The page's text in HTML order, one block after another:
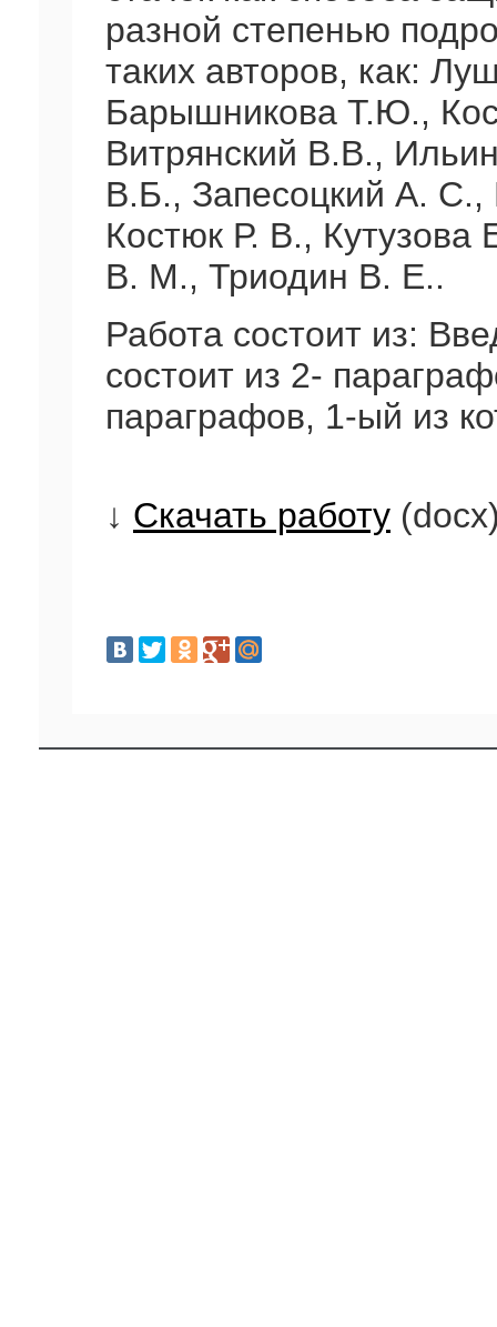
разной степенью
таких авторов, как:
Барышникова Т.Ю.,
Витрянский В.В.,
В.Б., Запесоцкий А.
Костюк Р. В.,
В. М., Триодин В. Е..
Работа состоит из:
состоит из 2-
параграфов, 1-ый из
↓ Скачать работу